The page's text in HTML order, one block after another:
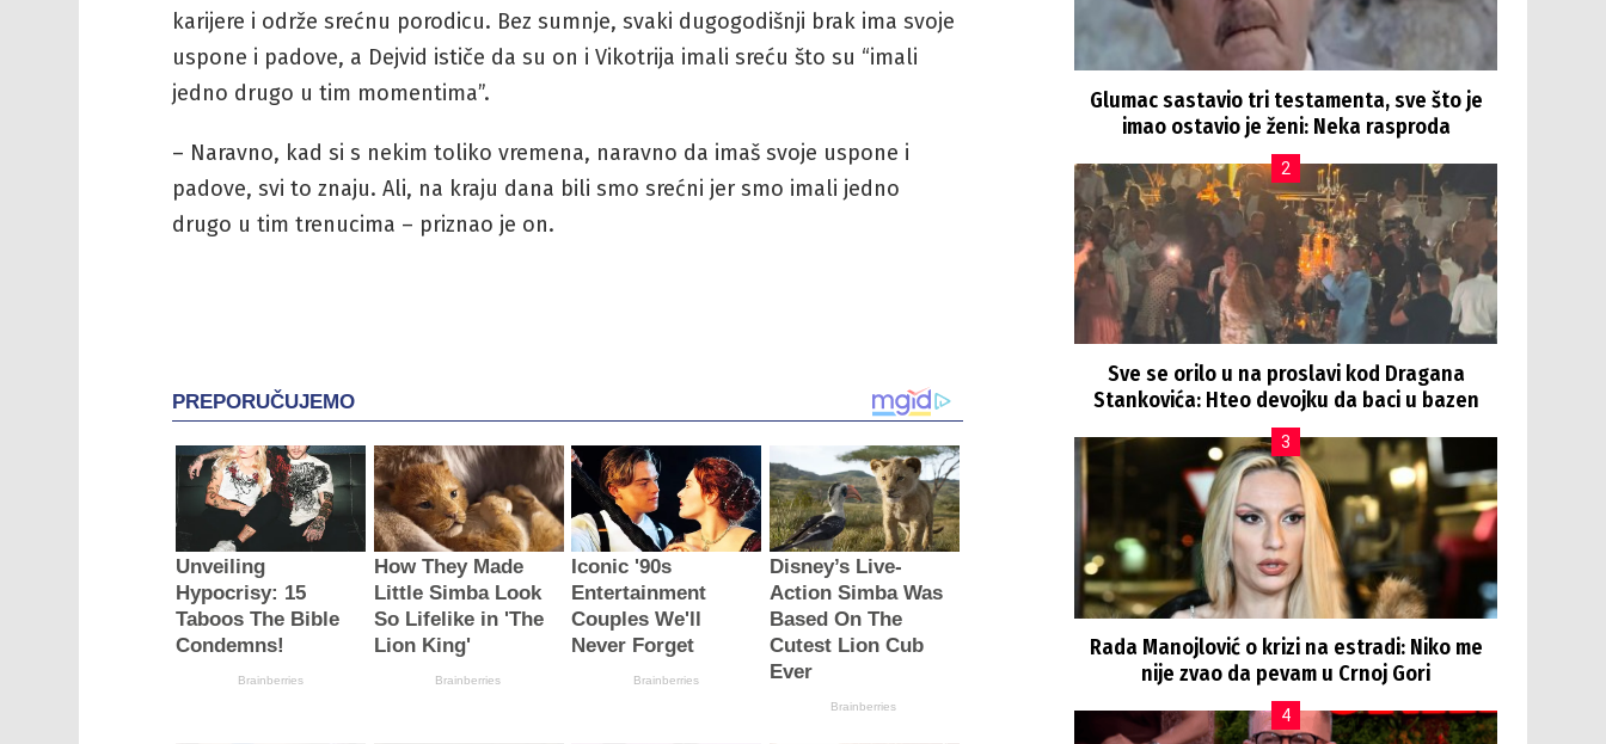
karijere i održe srećnu porodicu. Bez sumnje, svaki dugogodišnji brak ima svoje
uspone i padove, a Dejvid ističe da su on i Vikotrija imali sreću što su “imali
jedno drugo u tim momentima”.
– Naravno, kad si s nekim toliko vremena, naravno da imaš svoje uspone i
padove, svi to znaju. Ali, na kraju dana bili smo srećni jer smo imali jedno
drugo u tim trenucima – priznao je on.
Glumac sastavio tri testamenta, sve što je
imao ostavio je ženi: Neka rasproda
Sve se orilo u na proslavi kod Dragana
Stankovića: Hteo devojku da baci u bazen
Rada Manojlović o krizi na estradi: Niko me
nije zvao da pevam u Crnoj Gori